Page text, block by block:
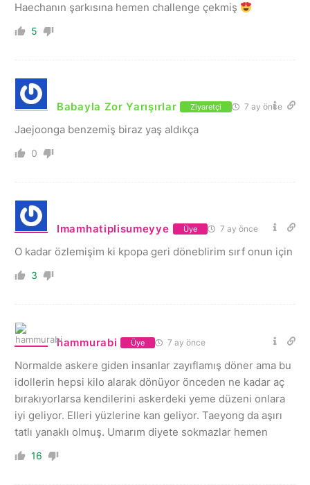
Haechanın şarkısına hemen challenge çekmiş
5
Babayla Zor Yarışırlar Ziyaretçi 7 ay önce
Jaejoonga benzemiş biraz yaş aldıkça
0
Imamhatiplisumeyye Üye 7 ay önce
O kadar özlemişim ki kpopa geri döneblirim sırf onun için
3
hammurabi Üye 7 ay önce
Normalde askere giden insanlar zayıflamış döner ama bu
idollerin hepsi kilo alarak dönüyor önceden ne kadar aç
bırakıyorlarsa kendilerini askerdeki yeme düzeni onlara
iyi geliyor. Elleri yüzlerine kan geliyor. Taeyong da aşırı
tatlı yanaklı olmuş. Umarım diyete sokmazlar hemen
16